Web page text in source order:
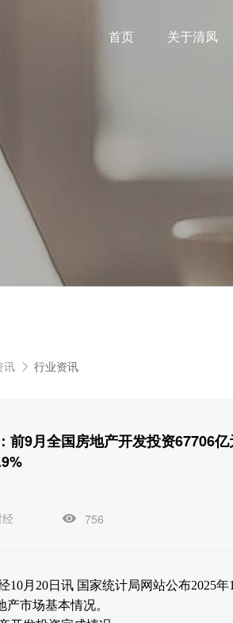
首页 关于清凤
讯 行业资讯
前9月全国房地产开发投资67706亿
756
10月20日讯 国家统计局网站公布2025
产市场基本情况。